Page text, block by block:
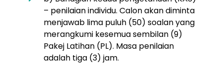
– penilaian individu. Calon akan diminta
menjawab lima puluh (50) soalan yang
merangkumi kesemua sembilan (9)
Pakej Latihan (PL). Masa penilaian
adalah tiga (3) jam.